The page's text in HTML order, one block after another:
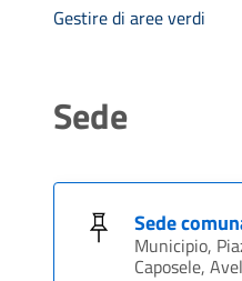
Gestire di aree verdi
Sede
Sede
Municipio,
Caposele,